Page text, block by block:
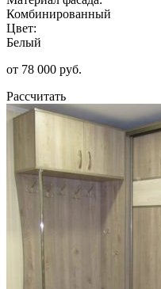
Комбинированный
Цвет:
Белый
от 78 000 руб.
Рассчитать